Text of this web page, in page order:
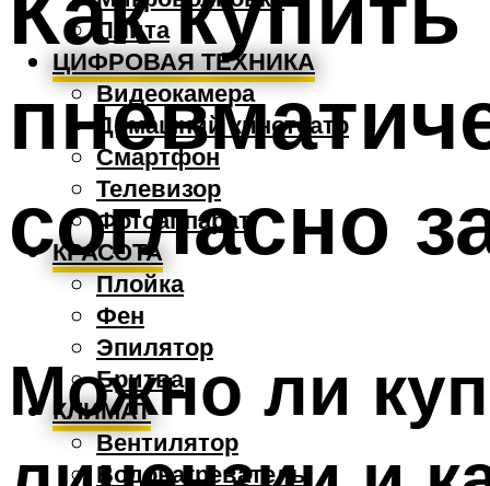
Плита
ЦИФРОВАЯ ТЕХНИКА
Видеокамера
Домашний кинотеатр
Смартфон
Телевизор
Фотоаппарат
КРАСОТА
Плойка
Фен
Эпилятор
Бритва
КЛИМАТ
Вентилятор
Водонагреватель
согласно
Можно ли